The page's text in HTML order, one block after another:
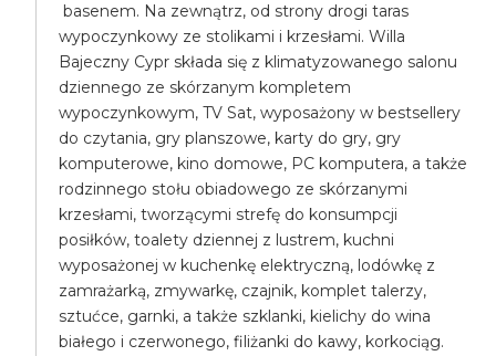
basenem. Na zewnątrz, od strony drogi taras
wypoczynkowy ze stolikami i krzesłami. Willa
Bajeczny Cypr składa się z klimatyzowanego salonu
dziennego ze skórzanym kompletem
wypoczynkowym, TV Sat, wyposażony w bestsellery
do czytania, gry planszowe, karty do gry, gry
komputerowe, kino domowe, PC komputera, a także
rodzinnego stołu obiadowego ze skórzanymi
krzesłami, tworzącymi strefę do konsumpcji
posiłków, toalety dziennej z lustrem, kuchni
wyposażonej w kuchenkę elektryczną, lodówkę z
zamrażarką, zmywarkę, czajnik, komplet talerzy,
sztućce, garnki, a także szklanki, kielichy do wina
białego i czerwonego, filiżanki do kawy, korkociąg.